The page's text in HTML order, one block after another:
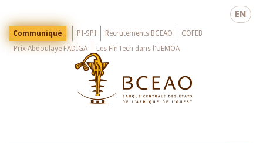
main
content
EN
Menu
Top
Communiqué PI-SPI Recrutements BCEAO
COFEB
Prix Abdoulaye FADIGA
Les FinTech dans l'UEMOA